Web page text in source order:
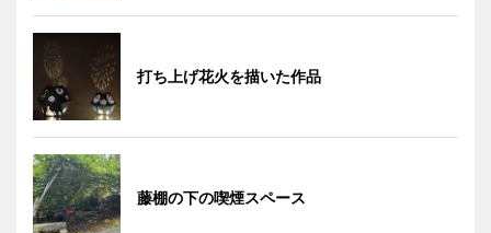
打ち上げ花火を描いた作品
藤棚の下の喫煙スペース